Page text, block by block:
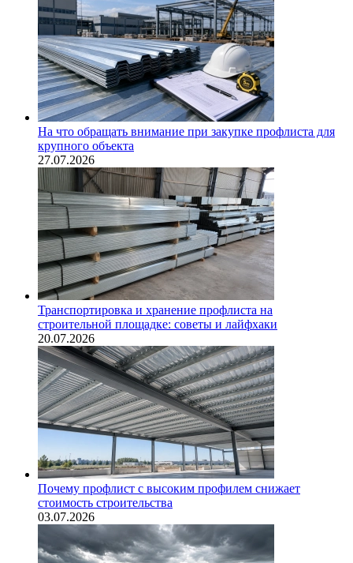
На что обращать внимание при закупке профлиста для
крупного объекта
27.07.2026
Транспортировка и хранение профлиста на
строительной площадке: советы и лайфхаки
20.07.2026
Почему профлист с высоким профилем снижает
стоимость строительства
03.07.2026